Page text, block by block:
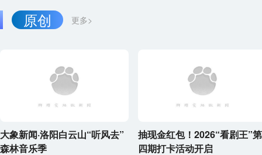
更多>
原创
大象新闻·洛阳白云山“听风去”
森林音乐季
抽现金红包！2026“看剧王”第
四期打卡活动开启